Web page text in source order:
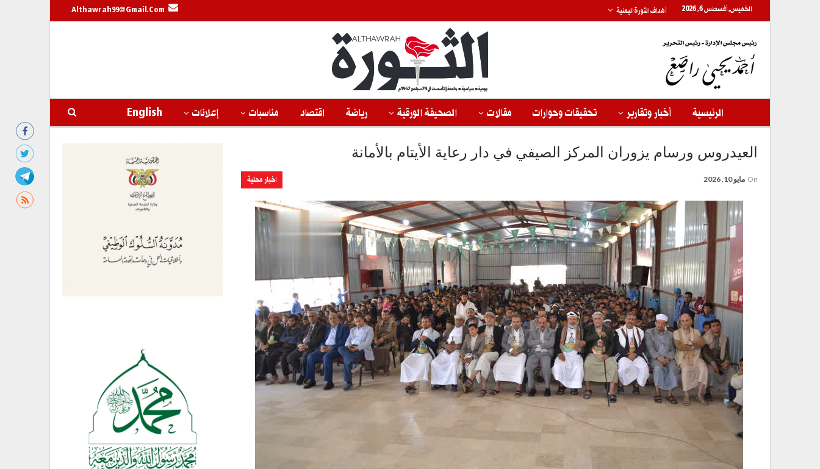
الخميس, أغسطس 6, 2026 أهداف الثورة اليمنية Althawrah99@gmail.com
الرئيسية أخبار وتقارير تحقيقات وحوارات مقالات الصحيفة الورقية رياضة اقتصاد مناسبات إعلانات English
العيدروس ورسام يزوران المركز الصيفي في دار رعاية الأيتام بالأمانة
اخبار محلية On مايو 10, 2026